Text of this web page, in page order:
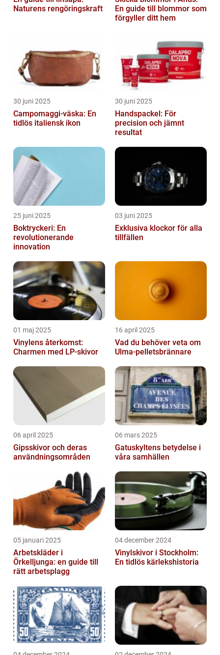
Naturens rengöringskraft
En guide till blommor som
förgyller ditt hem
30 juni 2025
Campomaggi-väska: En
tidlös italiensk ikon
30 juni 2025
Handspackel: För
precision och jämnt
resultat
25 juni 2025
Boktryckeri: En
revolutionerande
innovation
03 juni 2025
Exklusiva klockor för alla
tillfällen
01 maj 2025
Vinylens återkomst:
Charmen med LP-skivor
16 april 2025
Vad du behöver veta om
Ulma-pelletsbrännare
06 april 2025
Gipsskivor och deras
användningsområden
06 mars 2025
Gatuskyltens betydelse i
våra samhällen
05 januari 2025
Arbetskläder i
Örkelljunga: en guide till
rätt arbetsplagg
04 december 2024
Vinylskivor i Stockholm:
En tidlös kärlekshistoria